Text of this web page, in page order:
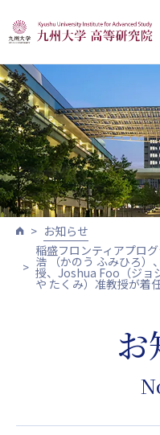
お知らせ
稲盛フロンティアプロ
浩 （かのう ふみひろ）
授、Joshua Foo（ジョ
や たくみ）准教授が着
お